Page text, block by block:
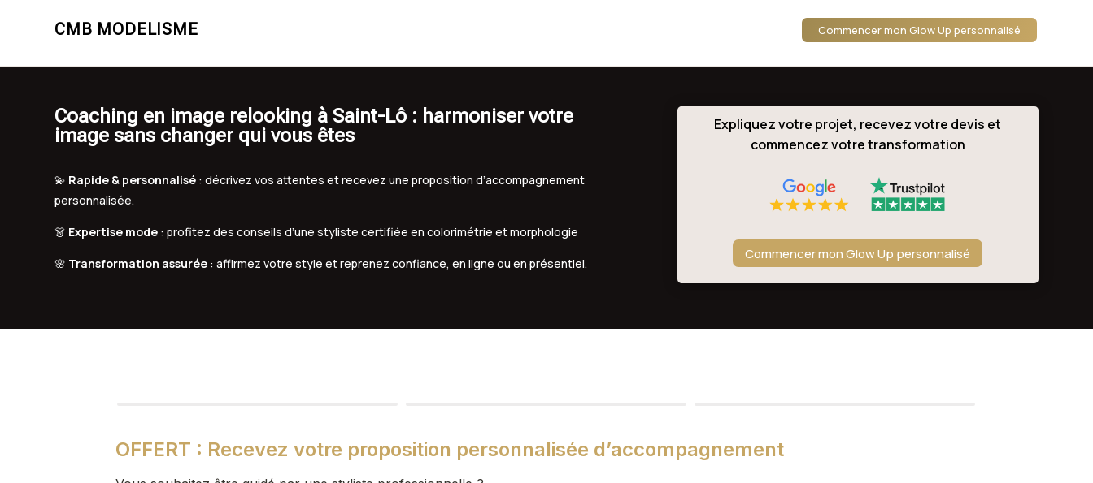
CMB MODELISME Commencer mon Glow Up personnalisé
Coaching en image relooking à Saint-Lô : harmoniser votre
image sans changer qui vous êtes
💫 Rapide & personnalisé : décrivez vos attentes et recevez une proposition d’accompagnement
personnalisée.
👗 Expertise mode : profitez des conseils d’une styliste certifiée en colorimétrie et morphologie
🌸 Transformation assurée : affirmez votre style et reprenez confiance, en ligne ou en présentiel.
Expliquez votre projet, recevez votre devis et
commencez votre transformation
Commencer mon Glow Up personnalisé